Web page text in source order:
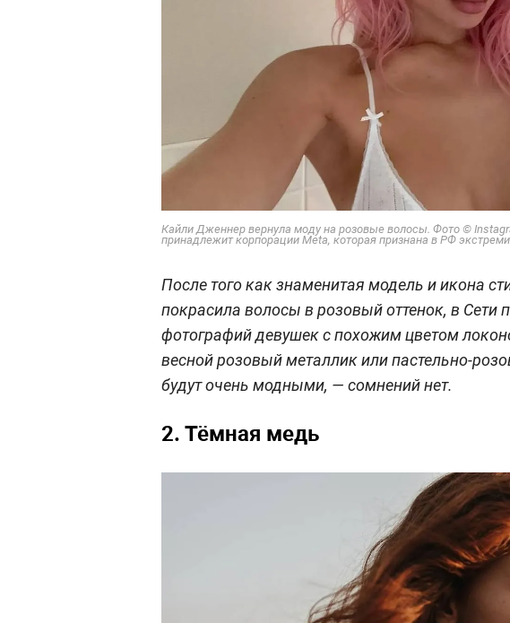
Кайли Дженнер вернула моду на розовые волосы. Фото ©
принадлежит корпорации Meta, которая признана в РФ
После того как знаменитая модель и икона
покрасила волосы в розовый оттенок, в Сети
фотографий девушек с похожим цветом
весной розовый металлик или пастельно-
будут очень модными, — сомнений нет.
2. Тёмная медь